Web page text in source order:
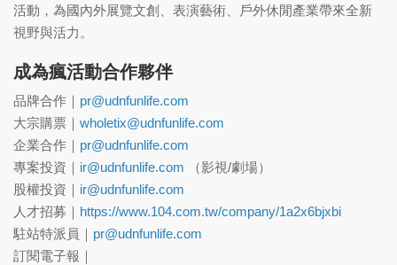
活動，為國內外展覽文創、表演藝術、戶外休閒產業帶來全新
視野與活力。
成為瘋活動合作夥伴
品牌合作｜ pr@udnfunlife.com
大宗購票｜ wholetix@udnfunlife.com
企業合作｜ pr@udnfunlife.com
專案投資｜ ir@udnfunlife.com （影視/劇場）
股權投資｜ ir@udnfunlife.com
人才招募｜
https://www.104.com.tw/company/1a2x6bjxbi
駐站特派員｜ pr@udnfunlife.com
訂閱電子報｜